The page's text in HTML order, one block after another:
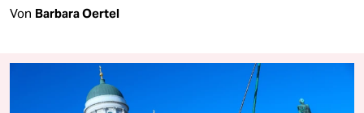
Von Barbara Oertel